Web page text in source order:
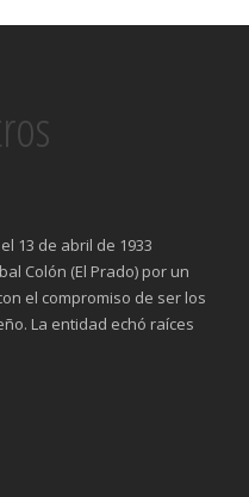
13 de abril de 1933
Colón (El Prado) por un
el compromiso de ser los
La entidad echó raíces